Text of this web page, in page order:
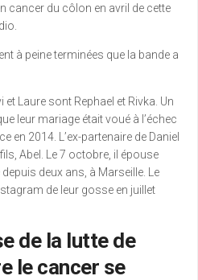
cancer du côlon en avril de cette
à peine terminées que la bande a
et Laure sont Rephael et Rivka. Un
leur mariage était voué à l’échec
en 2014. L’ex-partenaire de Daniel
Abel. Le 7 octobre, il épouse
deux ans, à Marseille. Le
de leur gosse en juillet
de la lutte de
le cancer se